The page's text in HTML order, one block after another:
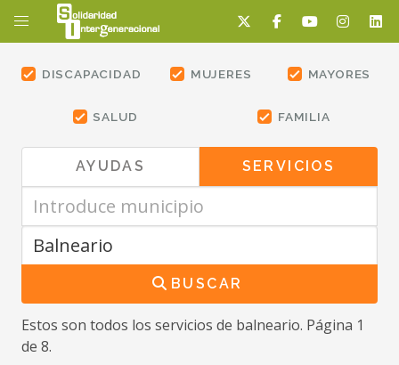
DISCAPACIDAD MUJERES MAYORES
SALUD FAMILIA
AYUDAS SERVICIOS
BUSCAR
Estos son todos los servicios de balneario. Página 1
de 8.